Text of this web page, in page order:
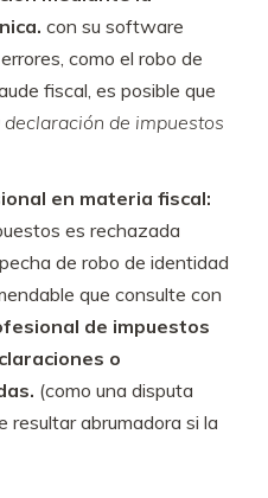
con su software
como el robo de
fiscal, es posible que
de impuestos
en materia fiscal:
es rechazada
de robo de identidad
que consulte con
de impuestos
o
(como una disputa
resultar abrumadora si la